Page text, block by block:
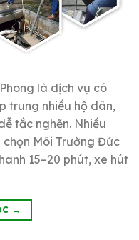
là dịch vụ có
trung nhiều hộ dân,
tắc nghẽn. Nhiều
Môi Trường Đức
15–20 phút, xe hút
→